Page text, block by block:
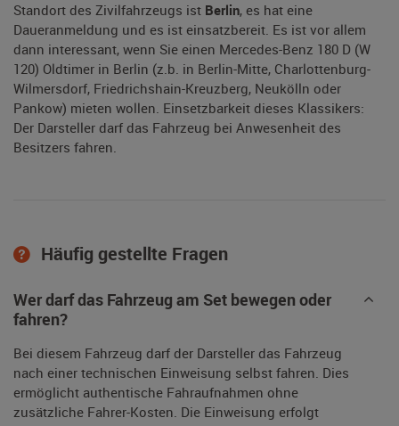
Standort des Zivilfahrzeugs ist Berlin, es hat eine
Daueranmeldung und es ist einsatzbereit. Es ist vor allem
dann interessant, wenn Sie einen Mercedes-Benz 180 D (W
120) Oldtimer in Berlin (z.b. in Berlin-Mitte, Charlottenburg-
Wilmersdorf, Friedrichshain-Kreuzberg, Neukölln oder
Pankow) mieten wollen. Einsetzbarkeit dieses Klassikers:
Der Darsteller darf das Fahrzeug bei Anwesenheit des
Besitzers fahren.
Häufig gestellte Fragen
Wer darf das Fahrzeug am Set bewegen oder
fahren?
Bei diesem Fahrzeug darf der Darsteller das Fahrzeug
nach einer technischen Einweisung selbst fahren. Dies
ermöglicht authentische Fahraufnahmen ohne
zusätzliche Fahrer-Kosten. Die Einweisung erfolgt